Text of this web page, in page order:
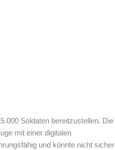
Soldaten bereitzustellen. Die
mit einer digitalen
und könnte nicht sicher